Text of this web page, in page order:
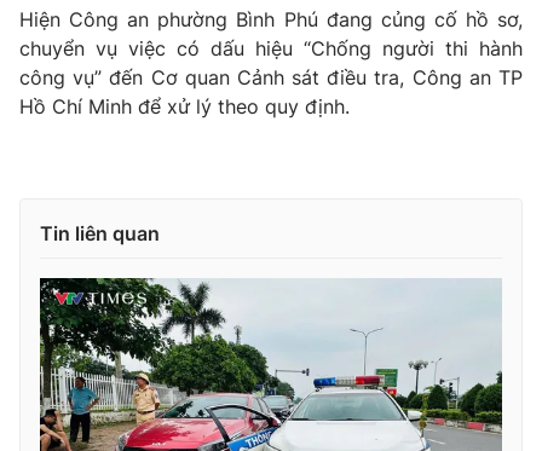
THỜI BÁO VTV
Cơ quan báo chí:
Giấy phép hoạt động báo in và báo điện tử số 483/GP-BTTTT
cấp ngày 29/12/2023
Tổng Biên tập:Vũ Thanh Thủy
Phó Tổng Biên tập:Nguyễn Thị Mỹ Hạnh, Phạm Quốc Thắng,
Nguyễn Trọng Ninh
Tổng đài VTV:024.38 355 931 - 024.38 355 932
Hiện Công an phường Bình Phú đang củng cố hồ sơ,
chuyển vụ việc có dấu hiệu “Chống người thi hành
công vụ” đến Cơ quan Cảnh sát điều tra, Công an TP
Hồ Chí Minh để xử lý theo quy định.
Tin liên quan